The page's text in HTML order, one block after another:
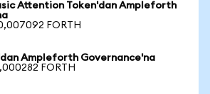
Attention Token'dan Ampleforth
FORTH
Ampleforth Governance'na
FORTH